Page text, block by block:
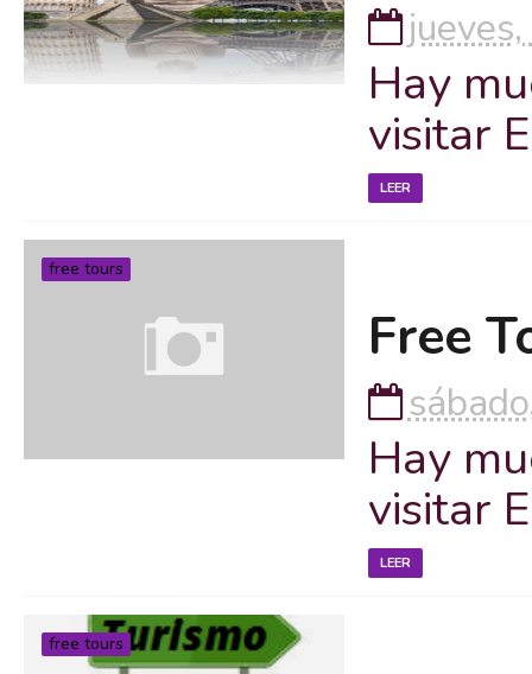
Hay
visitar
LEER
free tours
Free
Hay
visitar
LEER
free tours